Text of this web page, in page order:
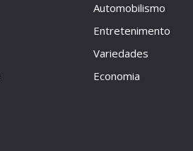
Automobilismo
Entretenimento
Variedades
Economia